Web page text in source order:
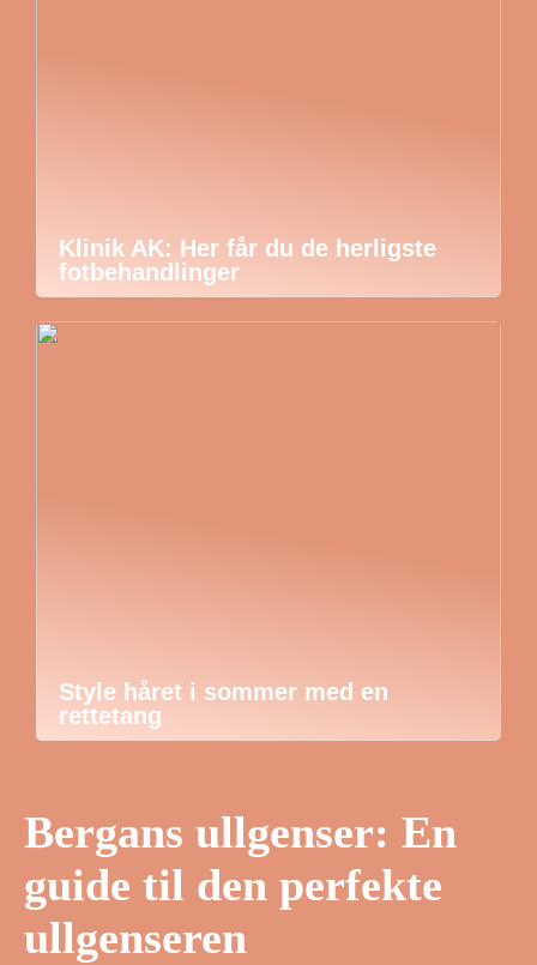
Klinik AK: Her får du de herligste
fotbehandlinger
Style håret i sommer med en
rettetang
Bergans ullgenser: En
guide til den perfekte
ullgenseren